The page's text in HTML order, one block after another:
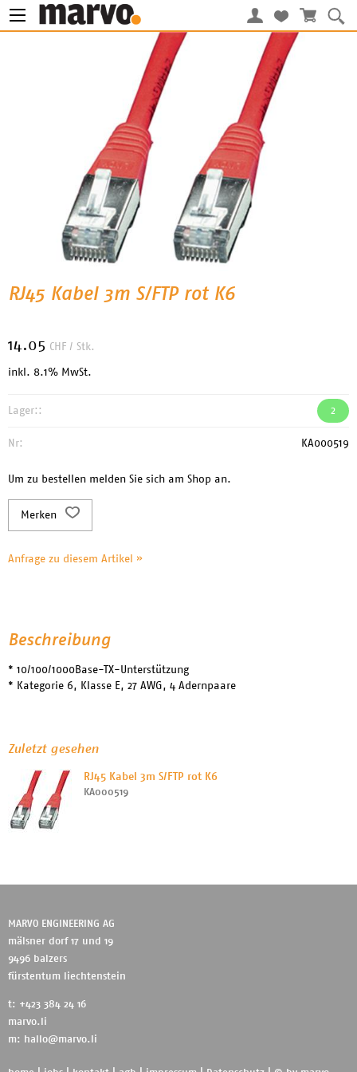
RJ45 Kabel 3m S/FTP rot K6
14.05 CHF / Stk.
inkl. 8.1% MwSt.
Lager:: 2
Nr: KA000519
Um zu bestellen melden Sie sich am Shop an.
Merken
Anfrage zu diesem Artikel »
Beschreibung
* 10/100/1000Base-TX-Unterstützung
* Kategorie 6, Klasse E, 27 AWG, 4 Adernpaare
Zuletzt gesehen
RJ45 Kabel 3m S/FTP rot K6
KA000519
MARVO ENGINEERING AG
mälsner dorf 17 und 19
9496 balzers
fürstentum liechtenstein
t: +423 384 24 16
marvo.li
m:
hallo@marvo.li